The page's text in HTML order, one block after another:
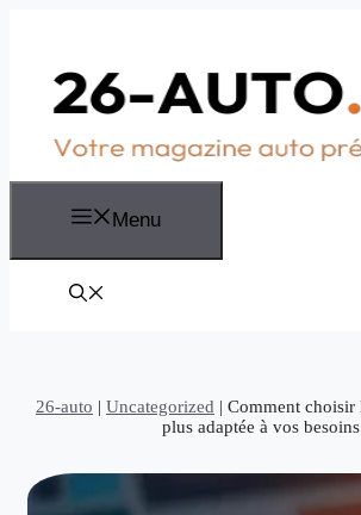
Menu
26-auto | Uncategorized | Comment choisir
plus adaptée à vos